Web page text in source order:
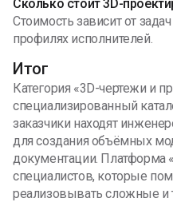
Сколько стоит 3D-
Стоимость зависит от
профилях исполнителей.
Итог
Категория «3D-чертежи и
специализированный
заказчики находят
для создания объёмных
документации. Платформа
специалистов, которые
реализовывать сложные и